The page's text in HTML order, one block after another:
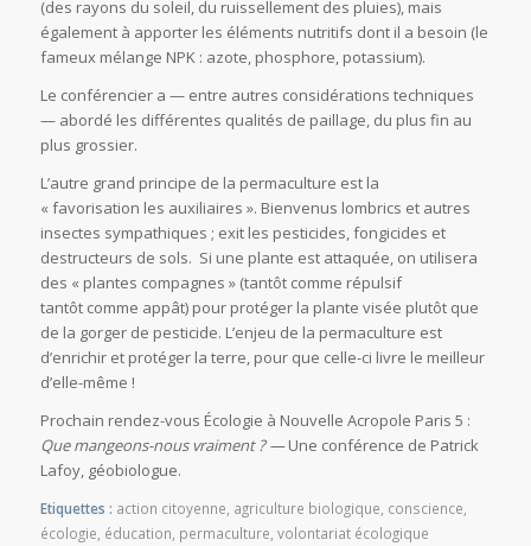
(des rayons du soleil, du ruissellement des pluies), mais
également à apporter les éléments nutritifs dont il a besoin (le
fameux mélange NPK : azote, phosphore, potassium).
Le conférencier a — entre autres considérations techniques
— abordé les différentes qualités de paillage, du plus fin au
plus grossier.
L’autre grand principe de la permaculture est la
« favorisation les auxiliaires ». Bienvenus lombrics et autres
insectes sympathiques ; exit les pesticides, fongicides et
destructeurs de sols. Si une plante est attaquée, on utilisera
des « plantes compagnes » (tantôt comme répulsif
tantôt comme appât) pour protéger la plante visée plutôt que
de la gorger de pesticide. L’enjeu de la permaculture est
d’enrichir et protéger la terre, pour que celle-ci livre le meilleur
d’elle-même !
Prochain rendez-vous Écologie à Nouvelle Acropole Paris 5 :
Que mangeons-nous vraiment ? —Une conférence de Patrick
Lafoy, géobiologue.
Etiquettes : action citoyenne, agriculture biologique, conscience,
écologie, éducation, permaculture, volontariat écologique